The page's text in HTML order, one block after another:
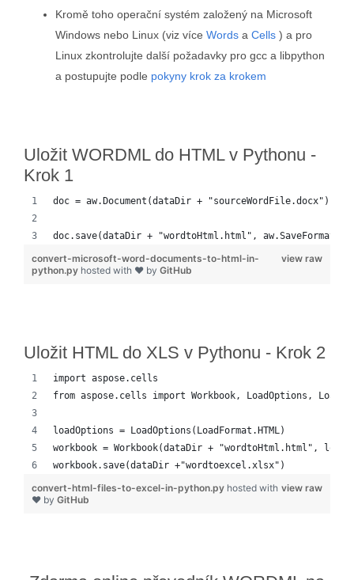
Kromě toho operační systém založený na Microsoft
Windows nebo Linux (viz více Words a Cells ) a pro
Linux zkontrolujte další požadavky pro gcc a libpython
a postupujte podle pokyny krok za krokem
Uložit WORDML do HTML v Pythonu -
Krok 1
doc = aw.Document(dataDir + "sourceWordFile.docx")
doc.save(dataDir + "wordtoHtml.html",
view raw
convert-microsoft-word-documents-to-html-in-
python.py hosted with ❤ by GitHub
Uložit HTML do XLS v Pythonu - Krok 2
import aspose.cells
from aspose.cells import Workbook, LoadOptions,
loadOptions = LoadOptions(LoadFormat.HTML)
workbook = Workbook(dataDir + "wordtoHtml.html",
workbook.save(dataDir +"wordtoexcel.xlsx")
view raw
convert-html-files-to-excel-in-python.py hosted with
❤ by GitHub